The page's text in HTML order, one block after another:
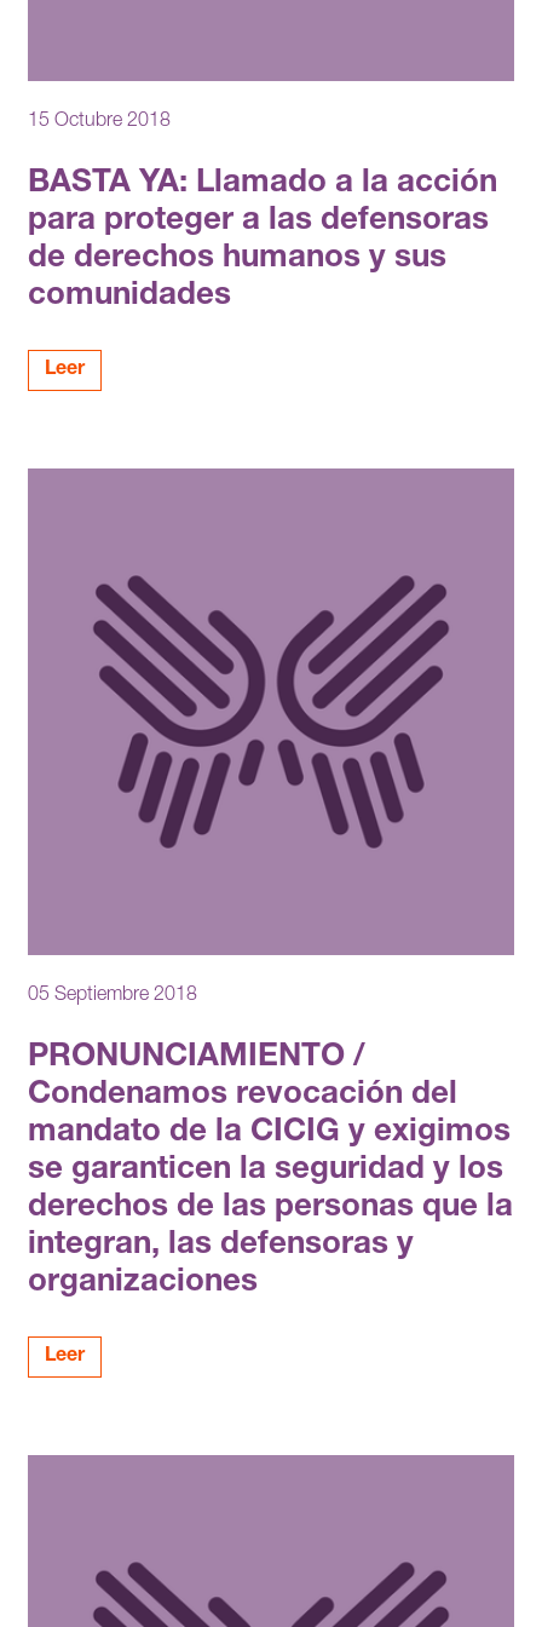
15 Octubre 2018
BASTA YA: Llamado a la acción
para proteger a las defensoras
de derechos humanos y sus
comunidades
Leer
05 Septiembre 2018
PRONUNCIAMIENTO /
Condenamos revocación del
mandato de la CICIG y exigimos
se garanticen la seguridad y los
derechos de las personas que la
integran, las defensoras y
organizaciones
Leer